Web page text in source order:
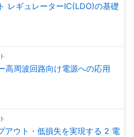
レギュレーターIC(LDO)の基礎
高周波回路向け電源への応用
アウト・低損失を実現する 2 電